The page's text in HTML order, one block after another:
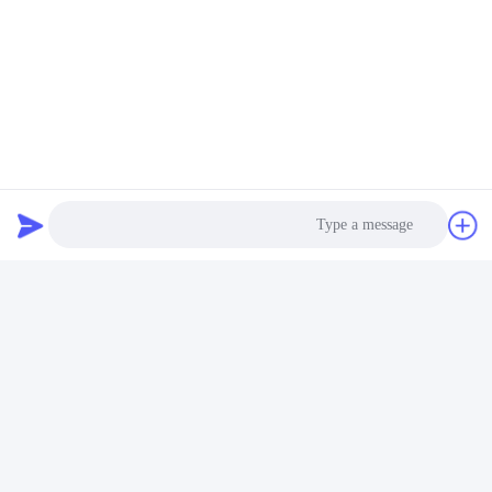
Shen Fa Eng. Co., Ltd. (Guangzhou)